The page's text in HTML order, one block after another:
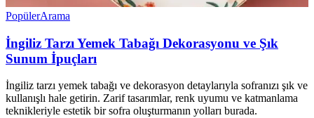
PopülerArama
İngiliz Tarzı Yemek Tabağı Dekorasyonu ve Şık
Sunum İpuçları
İngiliz tarzı yemek tabağı ve dekorasyon detaylarıyla sofranızı şık ve
kullanışlı hale getirin. Zarif tasarımlar, renk uyumu ve katmanlama
teknikleriyle estetik bir sofra oluşturmanın yolları burada.